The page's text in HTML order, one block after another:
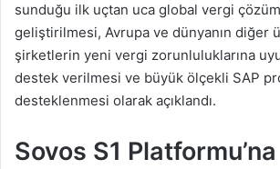
sunduğu ilk uçtan uca global vergi
geliştirilmesi, Avrupa ve dünyanın diğer
şirketlerin yeni vergi zorunluluklarına
destek verilmesi ve büyük ölçekli SAP
desteklenmesi olarak açıklandı.
Sovos S1 Platformu’na